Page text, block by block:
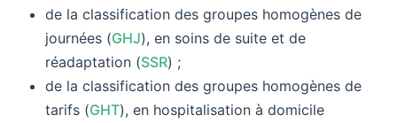
de la classification des groupes homogènes de
journées (GHJ), en soins de suite et de
réadaptation (SSR) ;
de la classification des groupes homogènes de
tarifs (GHT), en hospitalisation à domicile